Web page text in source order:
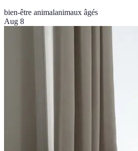
bien-être animalanimaux âgés
Aug 8